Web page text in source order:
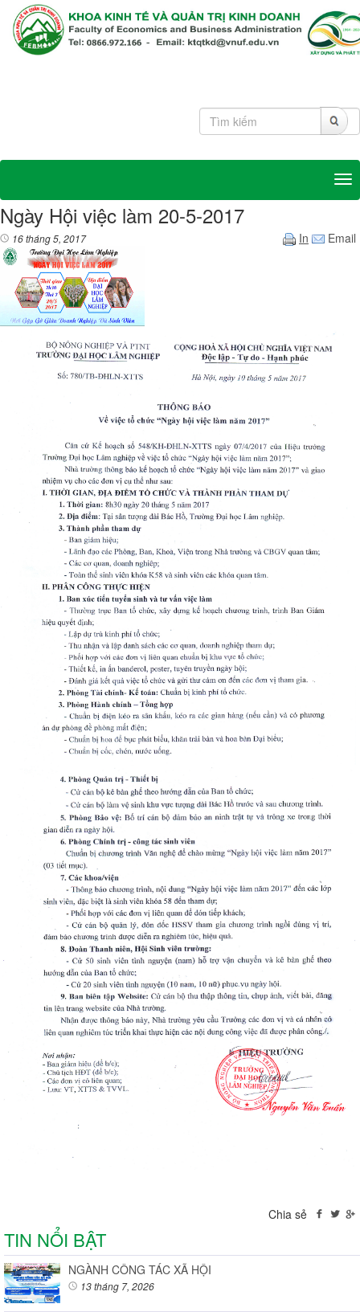
Ngày Hội việc làm 20-5-2017
16 tháng 5, 2017 In Email
Chia sẻ
TIN NỔI BẬT
NGÀNH CÔNG TÁC XÃ HỘI
13 tháng 7, 2026